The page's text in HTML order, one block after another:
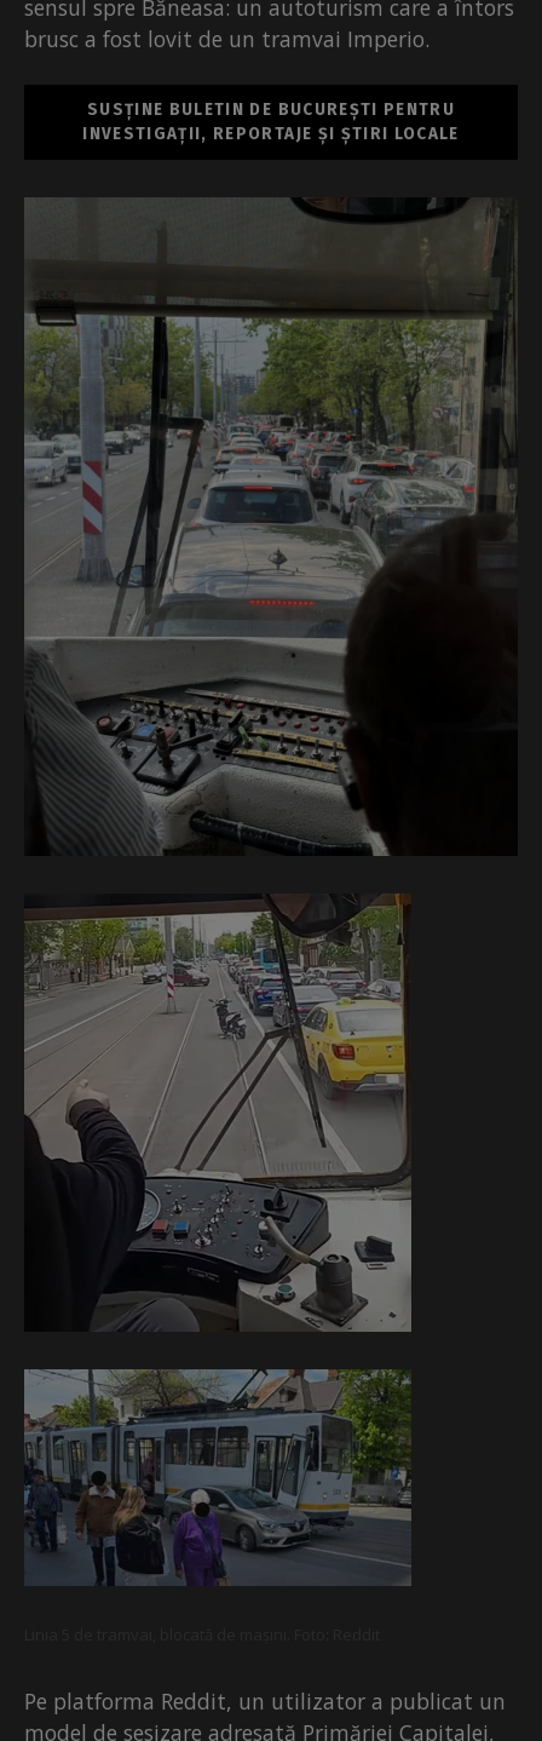
sensul spre Băneasa: un autoturism care a întors
brusc a fost lovit de un tramvai Imperio.
SUSȚINE BULETIN DE BUCUREȘTI PENTRU
INVESTIGAȚII, REPORTAJE ȘI ȘTIRI LOCALE
Pe platforma Reddit, un utilizator a publicat un
model de sesizare adresată Primăriei Capitalei,